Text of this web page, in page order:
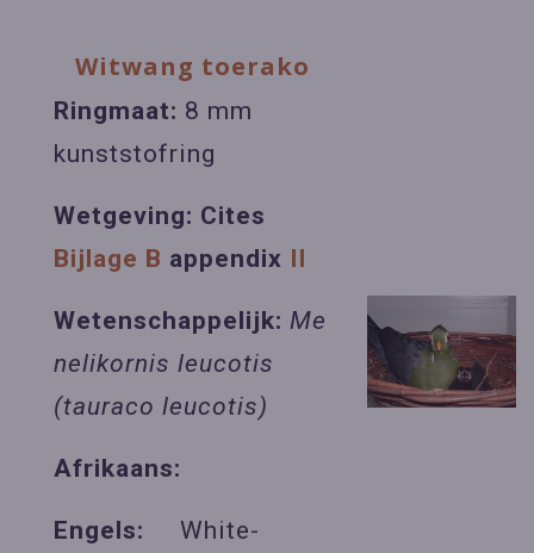
Witwang toerako
Ringmaat: 8 mm
kunststofring
Wetgeving: Cites
Bijlage B appendix II
Wetenschappelijk: Me
nelikornis leucotis
(tauraco leucotis)
Afrikaans:
Engels: White-